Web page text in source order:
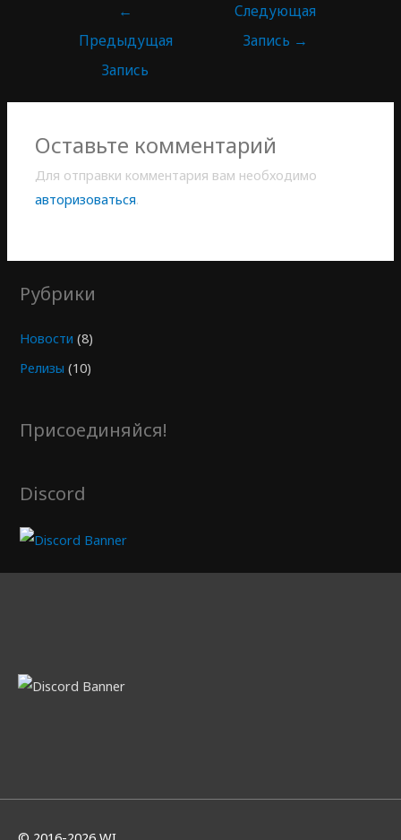
←
Предыдущая
Запись
Следующая
Запись →
Оставьте комментарий
Для отправки комментария вам необходимо
авторизоваться.
Рубрики
Новости (8)
Релизы (10)
Присоединяйся!
Discord